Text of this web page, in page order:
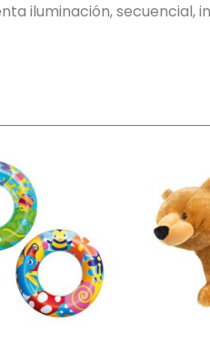
iluminación, secuencial,